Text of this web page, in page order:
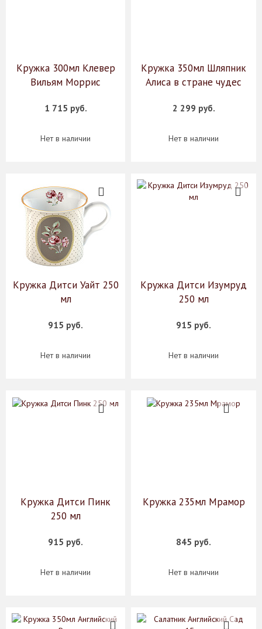
Кружка 300мл Клевер
Вильям Моррис
1 715 руб.
Нет в наличии
Кружка 350мл Шляпник
Алиса в стране чудес
2 299 руб.
Нет в наличии
Кружка Дитси Уайт 250
мл
915 руб.
Нет в наличии
Кружка Дитси Изумруд
250 мл
915 руб.
Нет в наличии
Кружка Дитси Пинк
250 мл
915 руб.
Нет в наличии
Кружка 235мл Мрамор
845 руб.
Нет в наличии